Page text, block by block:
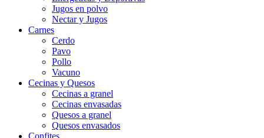
Jugos en polvo
Nectar y Jugos
Carnes
Cerdo
Pavo
Pollo
Vacuno
Cecinas y Quesos
Cecinas a granel
Cecinas envasadas
Quesos a granel
Quesos envasados
Confites